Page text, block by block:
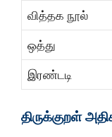
வித்தக நூல்
ஒத்து
இரண்டடி
திருக்குறள்